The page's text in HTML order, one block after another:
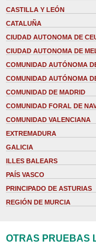
CASTILLA Y LEÓN
CATALUÑA
CIUDAD AUTONOMA DE
CIUDAD AUTONOMA DE
COMUNIDAD AUTÓNOMA
COMUNIDAD AUTÓNOMA
COMUNIDAD DE MADRID
COMUNIDAD FORAL DE
COMUNIDAD VALENCIANA
EXTREMADURA
GALICIA
ILLES BALEARS
PAÍS VASCO
PRINCIPADO DE ASTURIAS
REGIÓN DE MURCIA
OTRAS PRUEBAS